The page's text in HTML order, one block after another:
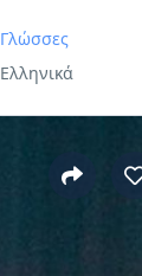
Γλώσσες
Ελληνικά